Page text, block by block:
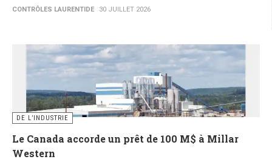
CONTRÔLES LAURENTIDE 30 JUILLET 2026
DE L’INDUSTRIE
Le Canada accorde un prêt de 100 M$ à Millar
Western